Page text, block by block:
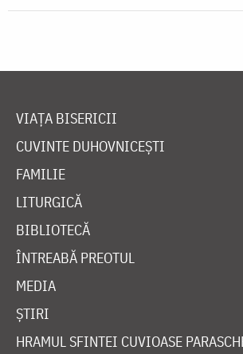
VIAȚA BISERICII
CUVINTE DUHOVNICEȘTI
FAMILIE
LITURGICĂ
BIBLIOTECĂ
ÎNTREABĂ PREOTUL
MEDIA
ȘTIRI
HRAMUL SFINTEI CUVIOASE